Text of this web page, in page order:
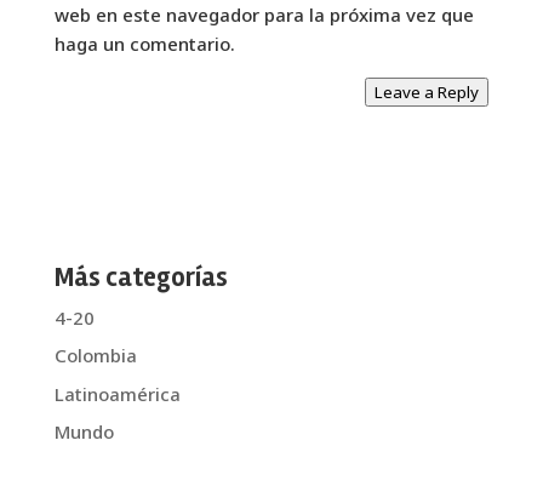
web en este navegador para la próxima vez que
haga un comentario.
Leave a Reply
Más categorías
4-20
Colombia
Latinoamérica
Mundo